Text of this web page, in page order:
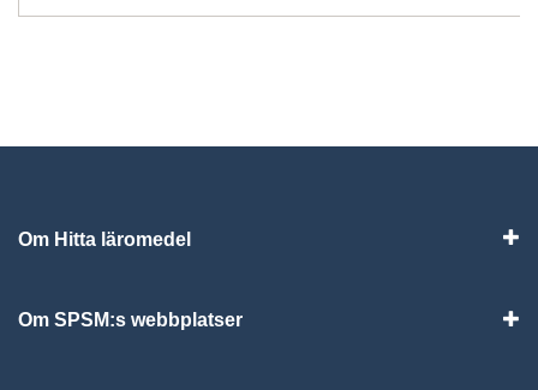
Om Hitta läromedel
Om SPSM:s webbplatser